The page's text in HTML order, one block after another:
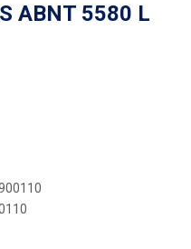
ABNT 5580 L